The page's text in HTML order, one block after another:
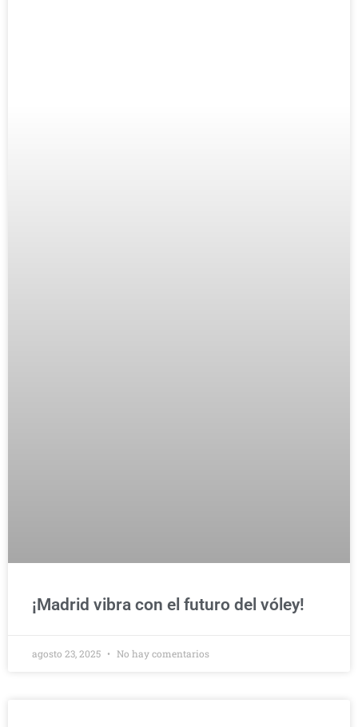
¡Madrid vibra con el futuro del vóley!
agosto 23, 2025 No hay comentarios